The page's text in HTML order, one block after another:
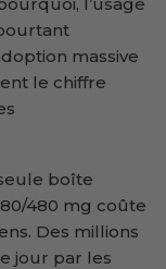
massive
le chiffre
boîte
480 mg coûte
Des millions
jour par les